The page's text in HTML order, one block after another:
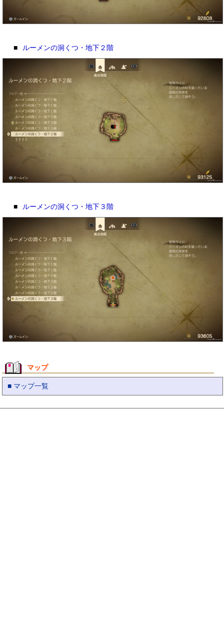
■ ルーメンの洞くつ・地下２階
■ ルーメンの洞くつ・地下３階
マップ
■ マップ一覧